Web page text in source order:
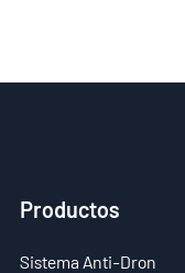
Productos
Sistema Anti-Dron